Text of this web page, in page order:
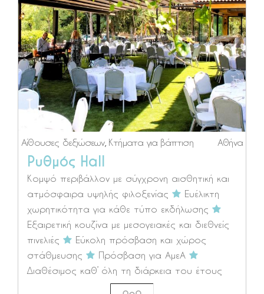
Αθήνα
Αίθουσες δεξιώσεων, Κτήματα για βάπτιση
Ρυθμός Hall
Κομψό περιβάλλον με σύγχρονη αισθητική και
ατμόσφαιρα υψηλής φιλοξενίας
Ευέλικτη
χωρητικότητα για κάθε τύπο εκδήλωσης
Εξαιρετική κουζίνα με μεσογειακές και διεθνείς
πινελιές
Εύκολη πρόσβαση και χώρος
στάθμευσης
Πρόσβαση για ΑμεΑ
Διαθέσιμος καθ’ όλη τη διάρκεια του έτους